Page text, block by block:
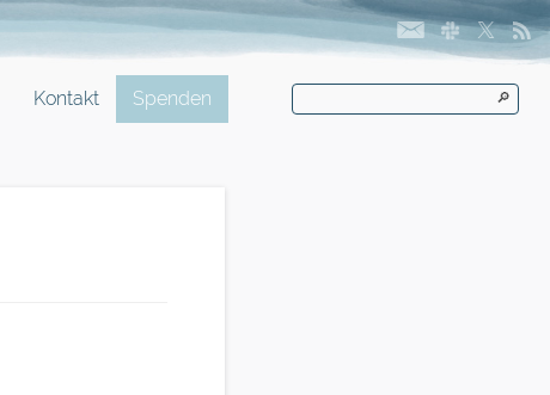
Kontakt Spenden 🔎